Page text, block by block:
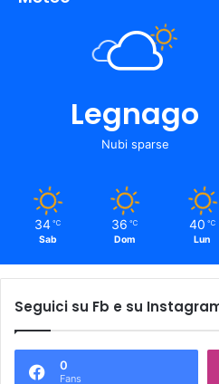
Legnago
Nubi sparse
34 ℃
Sab
36 ℃
Dom
40 ℃
Lun
Seguici su Fb e su
0
Fans